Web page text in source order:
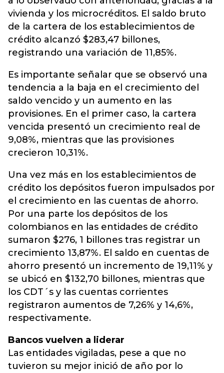
vivienda y los microcréditos. El saldo bruto
de la cartera de los establecimientos de
crédito alcanzó $283,47 billones,
registrando una variación de 11,85%.
Es importante señalar que se observó una
tendencia a la baja en el crecimiento del
saldo vencido y un aumento en las
provisiones. En el primer caso, la cartera
vencida presentó un crecimiento real de
9,08%, mientras que las provisiones
crecieron 10,31%.
Una vez más en los establecimientos de
crédito los depósitos fueron impulsados por
el crecimiento en las cuentas de ahorro.
Por una parte los depósitos de los
colombianos en las entidades de crédito
sumaron $276, 1 billones tras registrar un
crecimiento 13,87%. El saldo en cuentas de
ahorro presentó un incremento de 19,11% y
se ubicó en $132,70 billones, mientras que
los CDT´s y las cuentas corrientes
registraron aumentos de 7,26% y 14,6%,
respectivamente.
Bancos vuelven a liderar
Las entidades vigiladas, pese a que no
tuvieron su mejor inició de año por lo